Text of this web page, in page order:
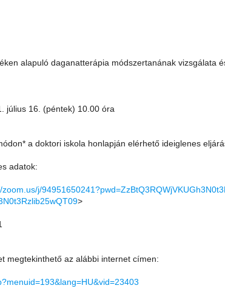
alapuló daganatterápia módszertanának vizsgálata
július 16. (péntek) 10.00 óra
a doktori iskola honlapján elérhető ideiglenes
adatok:
zoom.us/j/
>
megtekinthető az alábbi internet címen: